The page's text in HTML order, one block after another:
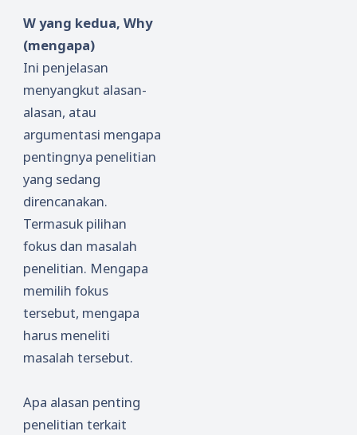
W yang kedua, Why
(mengapa)
Ini penjelasan
menyangkut alasan-
alasan, atau
argumentasi mengapa
pentingnya penelitian
yang sedang
direncanakan.
Termasuk pilihan
fokus dan masalah
penelitian. Mengapa
memilih fokus
tersebut, mengapa
harus meneliti
masalah tersebut.
Apa alasan penting
penelitian terkait